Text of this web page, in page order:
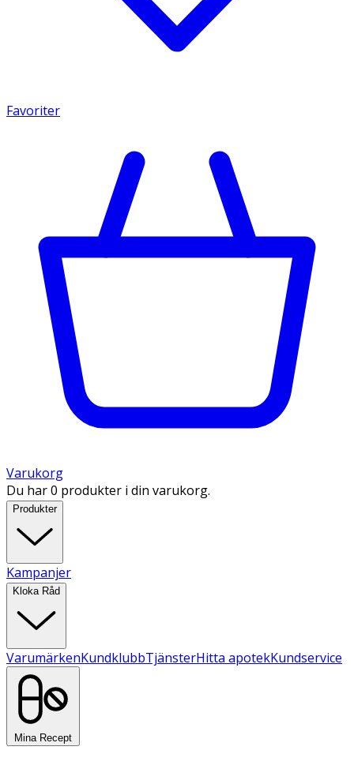
Favoriter
Varukorg
Du har 0 produkter i din varukorg.
Produkter
Kampanjer
Kloka Råd
VarumärkenKundklubbTjänsterHitta apotekKundservice
Mina Recept